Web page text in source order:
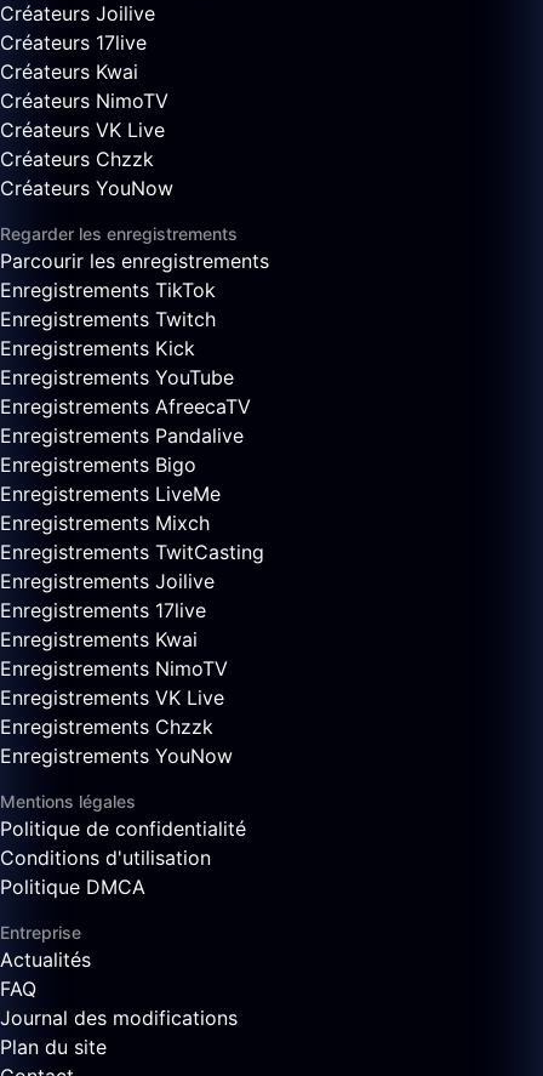
Créateurs Joilive
Créateurs 17live
Créateurs Kwai
Créateurs NimoTV
Créateurs VK Live
Créateurs Chzzk
Créateurs YouNow
Regarder les enregistrements
Parcourir les enregistrements
Enregistrements TikTok
Enregistrements Twitch
Enregistrements Kick
Enregistrements YouTube
Enregistrements AfreecaTV
Enregistrements Pandalive
Enregistrements Bigo
Enregistrements LiveMe
Enregistrements Mixch
Enregistrements TwitCasting
Enregistrements Joilive
Enregistrements 17live
Enregistrements Kwai
Enregistrements NimoTV
Enregistrements VK Live
Enregistrements Chzzk
Enregistrements YouNow
Mentions légales
Politique de confidentialité
Conditions d'utilisation
Politique DMCA
Entreprise
Actualités
FAQ
Journal des modifications
Plan du site